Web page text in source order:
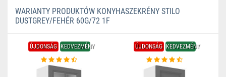
WARIANTY PRODUKTÓW KONYHASZEKRÉNY STILO
DUSTGREY/FEHÉR 60G/72 1F
ÚJDONSÁG KEDVEZMÉNY ÚJDONSÁG KEDVEZMÉNY